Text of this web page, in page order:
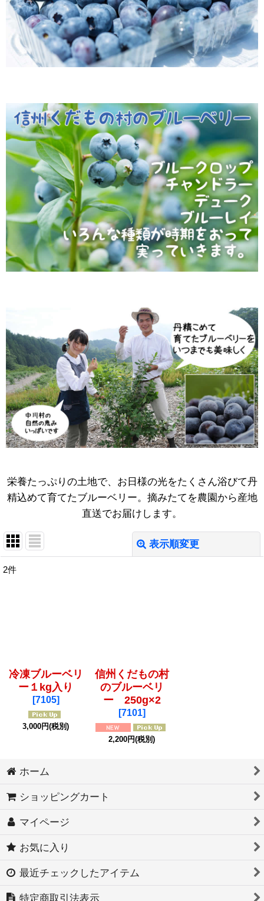
栄養たっぷりの土地で、お日様の光をたくさん浴びて丹
精込めて育てたブルーベリー。摘みたてを農園から産地
直送でお届けします。
表示順変更
2件
冷凍ブルーベリ
ー１kg入り
[7105]
3,000円(税別)
信州くだもの村
のブルーベリ
ー 250g×2
[7101]
2,200円(税別)
ホーム
ショッピングカート
マイページ
お気に入り
最近チェックしたアイテム
特定商取引法表示